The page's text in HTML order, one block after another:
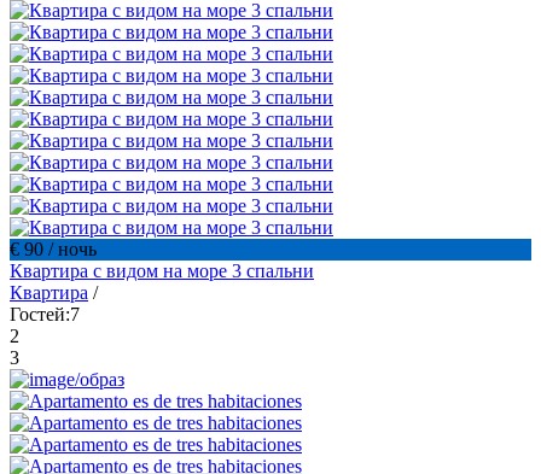
€ 90 / ночь
Квартира с видом на море 3 спальни
Квартира /
Гостей:7
2
3